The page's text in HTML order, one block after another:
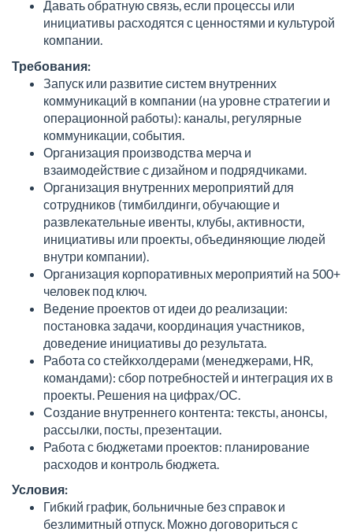
Давать обратную связь, если процессы или
инициативы расходятся с ценностями и культурой
компании.
Требования:
Запуск или развитие систем внутренних
коммуникаций в компании (на уровне стратегии и
операционной работы): каналы, регулярные
коммуникации, события.
Организация производства мерча и
взаимодействие с дизайном и подрядчиками.
Организация внутренних мероприятий для
сотрудников (тимбилдинги, обучающие и
развлекательные ивенты, клубы, активности,
инициативы или проекты, объединяющие людей
внутри компании).
Организация корпоративных мероприятий на 500+
человек под ключ.
Ведение проектов от идеи до реализации:
постановка задачи, координация участников,
доведение инициативы до результата.
Работа со стейкхолдерами (менеджерами, HR,
командами): сбор потребностей и интеграция их в
проекты. Решения на цифрах/ОС.
Создание внутреннего контента: тексты, анонсы,
рассылки, посты, презентации.
Работа с бюджетами проектов: планирование
расходов и контроль бюджета.
Условия:
Гибкий график, больничные без справок и
безлимитный отпуск. Можно договориться с